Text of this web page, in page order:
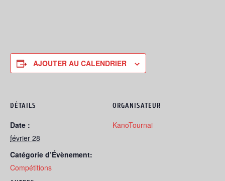
AJOUTER AU CALENDRIER
DÉTAILS
Date :
février 28
Catégorie d’Évènement:
Compétitions
ORGANISATEUR
KanoTournai